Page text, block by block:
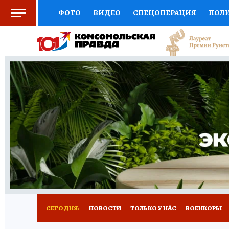
ФОТО ВИДЕО СПЕЦОПЕРАЦИЯ
СОЦПОДДЕРЖКА НАУКА СПОРТ
ВЫБОР ЭКСПЕРТОВ ДОКТОР
КНИЖНАЯ ПОЛКА ПРОГНОЗЫ НА СПОРТ
ПРЕСС-ЦЕНТР НЕДВИЖИМОСТЬ
РАДИО КП РЕКЛАМА ТЕСТЫ НОВОЕ
СЕГОДНЯ: НОВОСТИ ТОЛЬКО У НАС ВОЕНКОРЫ